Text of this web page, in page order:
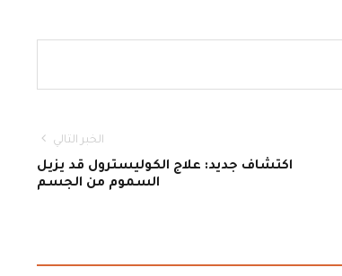
الخبر التالي
اكتشاف جديد: علاج الكوليسترول قد يزيل
السموم من الجسم